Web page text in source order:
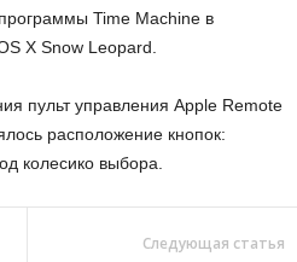
Time Machine в
X Snow Leopard.
пульт управления Apple Remote
расположение кнопок:
колесико выбора.
Следующая статья